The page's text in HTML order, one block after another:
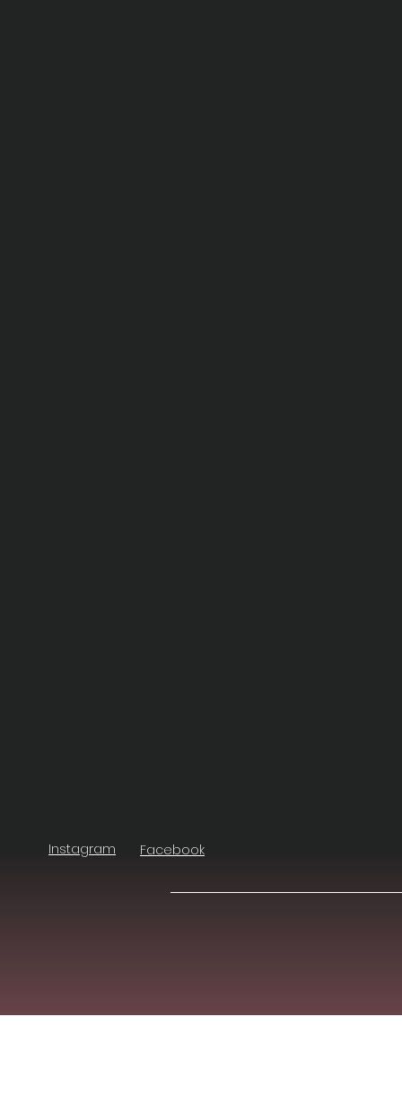
Instagram Facebook